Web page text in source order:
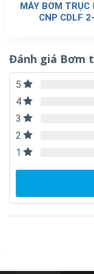
MÁY BƠM TRỤC
CNP CDLF
Đánh giá Bơm
5
4
3
2
1